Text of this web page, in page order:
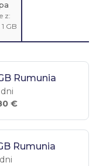
z:
GB
Rumunia
€
Rumunia